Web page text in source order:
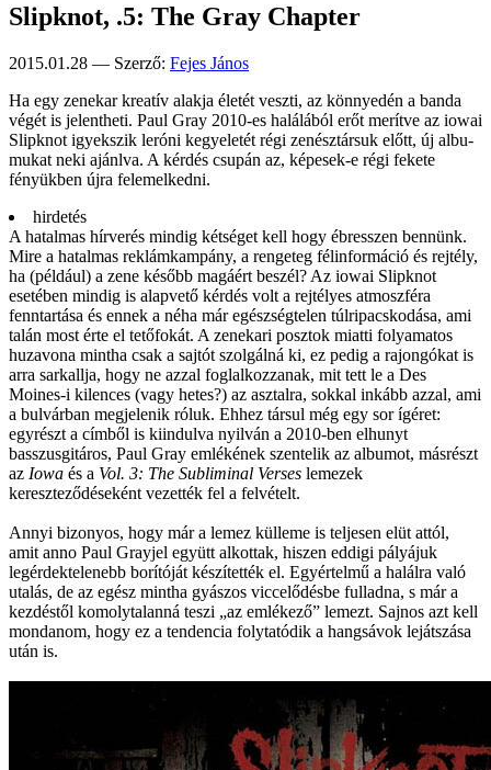
Slipknot, .5: The Gray Chapter
2015.01.28 — Szerző: Fejes János
Ha egy zenekar kreatív alakja éle­tét veszti, az könnye­dén a banda
végét is jelent­heti. Paul Gray 2010-es halá­lából erőt me­rítve az iowai
Slipknot igyekszik leróni kegye­letét régi zenész­társuk előtt, új albu­
mukat neki ajánlva. A kérdés csupán az, képe­sek-e régi fekete
fényük­ben újra fel­emel­kedni.
hirdetés
A hatalmas hírverés mindig kétséget kell hogy ébresszen bennünk.
Mire a hatalmas reklámkampány, a rengeteg félinformáció és rejtély,
ha (például) a zene később magáért beszél? Az iowai Slipknot
esetében mindig is alapvető kérdés volt a rejtélyes atmoszféra
fenntartása és ennek a néha már egészségtelen túlripacskodása, ami
talán most érte el tetőfokát. A zenekari posztok miatti folyamatos
huzavona mintha csak a sajtót szolgálná ki, ez pedig a rajongókat is
arra sarkallja, hogy ne azzal foglalkozzanak, mit tett le a Des
Moines-i kilences (vagy hetes?) az asztalra, sokkal inkább azzal, ami
a bulvárban megjelenik róluk. Ehhez társul még egy sor ígéret:
egyrészt a címből is kiindulva nyilván a 2010-ben elhunyt
basszusgitáros, Paul Gray emlékének szentelik az albumot, másrészt
az Iowa és a Vol. 3: The Subliminal Verses lemezek
kereszteződéseként vezették fel a felvételt.
Annyi bizonyos, hogy már a lemez külleme is teljesen elüt attól,
amit anno Paul Grayjel együtt alkottak, hiszen eddigi pályájuk
legérdektelenebb borítóját készítették el. Egyértelmű a halálra való
utalás, de az egész mintha gyászos viccelődésbe fulladna, s már a
kezdéstől komolytalanná teszi „az emlékező” lemezt. Sajnos azt kell
mondanom, hogy ez a tendencia folytatódik a hangsávok lejátszása
után is.